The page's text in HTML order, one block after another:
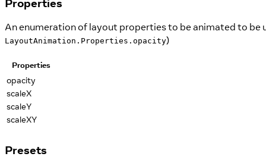
An enumeration of layout properties to be animated to be
LayoutAnimation.Properties.opacity)
Properties
opacity
scaleX
scaleY
scaleXY
Presets